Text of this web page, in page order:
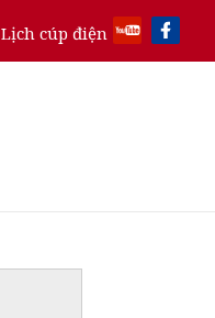
Lịch cúp điện